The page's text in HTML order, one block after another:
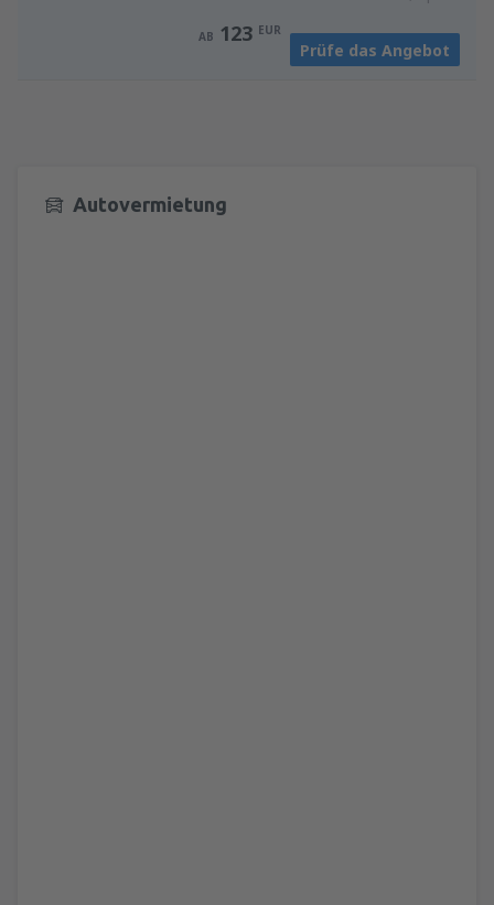
AB 123 EUR
Prüfe das Angebot
Autovermietung